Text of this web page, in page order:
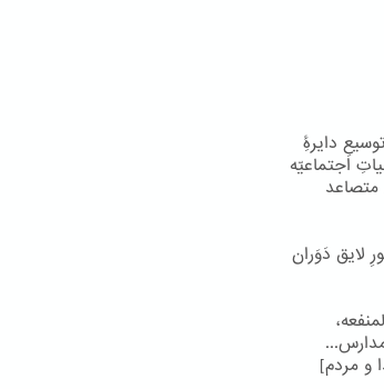
دایرۀِ
اجتماعیّه
متصاعد
لایق دَوَران
و مردم]